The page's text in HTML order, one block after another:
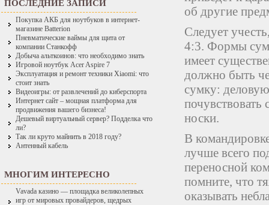
ПОСЛЕДНИЕ ЗАПИСИ
Покупка АКБ для ноутбуков в интернет-
магазине Batterion
Пневматические ваймы для щита от
компании Станкофф
Добыча альткоинов: что необходимо знать
Игровой ноутбук Acer Aspire 7
Эксплуатация и ремонт техники Xiaomi: что
стоит знать
Видеоигры: от развлечений до киберспорта
Интернет сайт – мощная платформа для
продвижения вашего бизнеса!
Дешевый виртуальный сервер? Подделка что
ли?
Так ли круто майнить в 2018 году?
Антенный кабель
МНОГИМ ИНТЕРЕСНО
Vavada казино — площадка великолепных
игр от мировых провайдеров, щедрых
об другие
Следует
4:3. Формы
имеет
должно быть
сумку:
носки.
В
лучше всего
переносной
помните, что
оказывать